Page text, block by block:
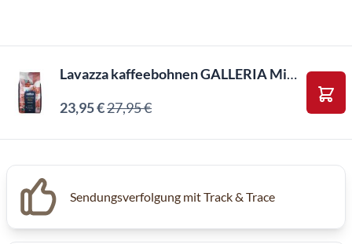
Lavazza kaffeebohnen GALLERIA Milano (1kg)
23,95 €27,95 € In
Sendungsverfolgung mit Track & Trace